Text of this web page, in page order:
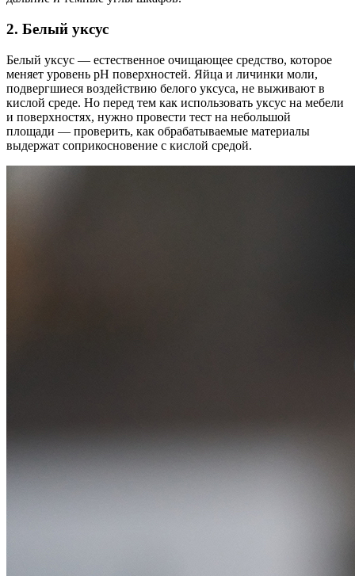
2. Белый уксус
Белый уксус — естественное очищающее средство, которое
меняет уровень рН поверхностей. Яйца и личинки моли,
подвергшиеся воздействию белого уксуса, не выживают в
кислой среде. Но перед тем как использовать уксус на мебели
и поверхностях, нужно провести тест на небольшой
площади — проверить, как обрабатываемые материалы
выдержат соприкосновение с кислой средой.